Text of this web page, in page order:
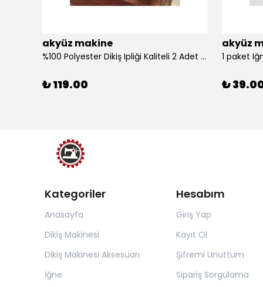
akyüz makine
%100 Polyester Dikiş Ipliği Kaliteli 2 Adet Farklı Makara Ip Dikiş İpi Siyah&Beyaz 2'Li Set
₺ 119.00
akyüz
1 paket
₺
Kategoriler
Anasayfa
Dikiş Makinesi
Dikiş Makinesi Aksesuarı
İğne
Hesabım
Giriş Yap
Kayıt Ol
Şifremi Unuttum
Sipariş Sorgulama